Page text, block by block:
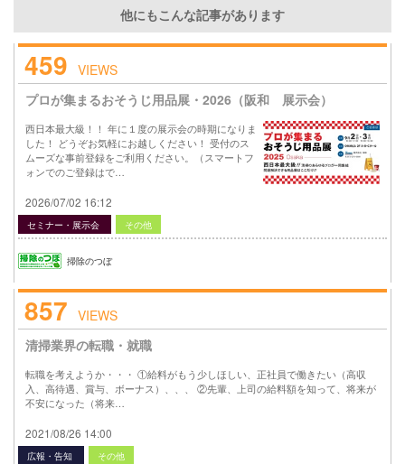
他にもこんな記事があります
459 VIEWS
プロが集まるおそうじ用品展・2026（阪和 展示会）
西日本最大級！！ 年に１度の展示会の時期になりま
した！ どうぞお気軽にお越しください！ 受付のス
ムーズな事前登録をご利用ください。（スマートフ
ォンでのご登録はで…
2026/07/02 16:12
セミナー・展示会 その他
掃除のつぼ
857 VIEWS
清掃業界の転職・就職
転職を考えようか・・・ ①給料がもう少しほしい、正社員で働きたい（高収
入、高待遇、賞与、ボーナス）、、、 ②先輩、上司の給料額を知って、将来が
不安になった（将来…
2021/08/26 14:00
広報・告知 その他